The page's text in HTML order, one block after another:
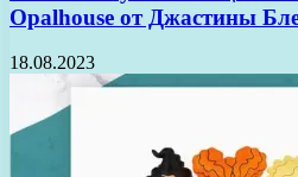
Opalhouse от Джастины
18.08.2023